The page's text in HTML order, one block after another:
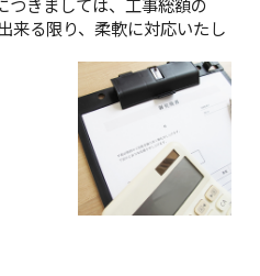
来る限り、柔軟に対応いたし